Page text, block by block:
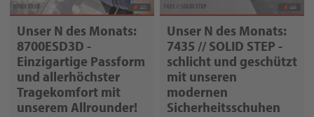
Unser N des Monats:
8700ESD3D -
Einzigartige Passform
und allerhöchster
Tragekomfort mit
unserem Allrounder!
Unser N des Monats:
7435 // SOLID STEP -
schlicht und geschützt
mit unseren
modernen
Sicherheitsschuhen